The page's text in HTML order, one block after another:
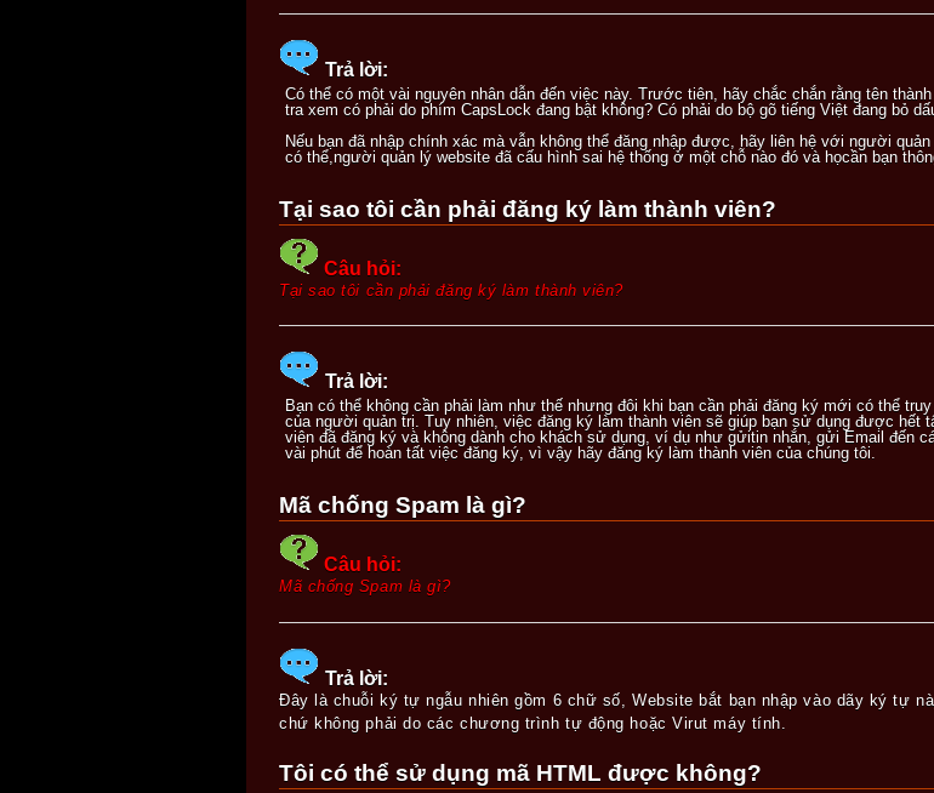
Trả lời:
Có thể có một vài nguyên nhân dẫn đến việc này. Trước tiên, hãy chắc chắn rằng tên
tra xem có phải do phím CapsLock đang bật không? Có phải do bộ gõ tiếng Việt đang bỏ
Nếu bạn đã nhập chính xác mà vẫn không thể đăng nhập được, hãy liên hệ với người
có thể,người quản lý website đã cấu hình sai hệ thống ở một chỗ nào đó và họcần bạn
Tại sao tôi cần phải đăng ký làm thành viên?
Câu hỏi:
Tại sao tôi cần phải đăng ký làm thành viên?
Trả lời:
Bạn có thể không cần phải làm như thế nhưng đôi khi bạn cần phải đăng ký mới có thể
của người quản trị. Tuy nhiên, việc đăng ký làm thành viên sẽ giúp bạn sử dụng được hết
viên đã đăng ký và không dành cho khách sử dụng, ví dụ như gửitin nhắn, gửi Email đến
vài phút để hoàn tất việc đăng ký, vì vậy hãy đăng ký làm thành viên của chúng tôi.
Mã chống Spam là gì?
Câu hỏi:
Mã chống Spam là gì?
Trả lời:
Đây là chuỗi ký tự ngẫu nhiên gồm 6 chữ số, Website bắt bạn nhập vào dãy ký tự
chứ không phải do các chương trình tự động hoặc Virut máy tính.
Tôi có thể sử dụng mã HTML được không?